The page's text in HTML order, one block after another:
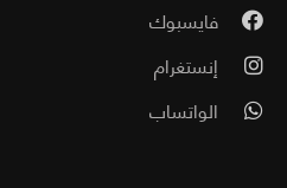
فايسبوك
إنستغرام
الواتساب